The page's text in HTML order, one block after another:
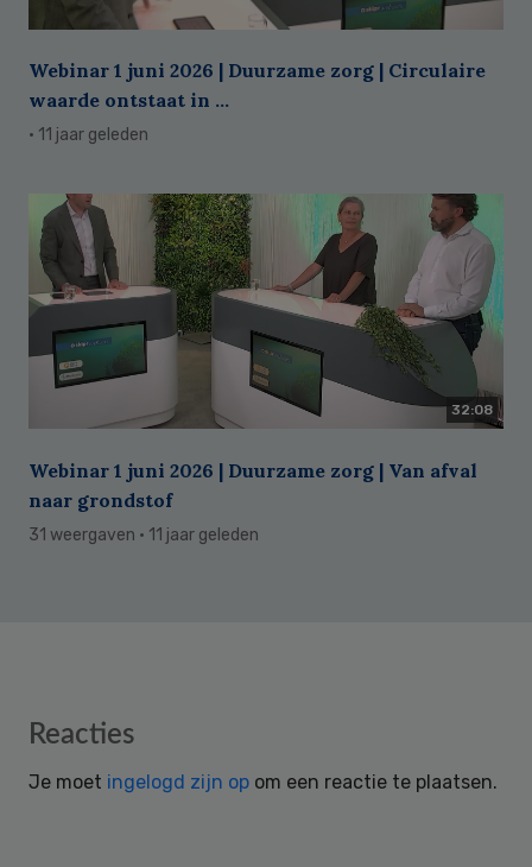
Webinar 1 juni 2026 | Duurzame zorg | Circulaire
waarde ontstaat in ...
· 11 jaar geleden
32:08
Webinar 1 juni 2026 | Duurzame zorg | Van afval
naar grondstof
31 weergaven · 11 jaar geleden
Reader
Reacties
Je moet ingelogd zijn op om een reactie te plaatsen.